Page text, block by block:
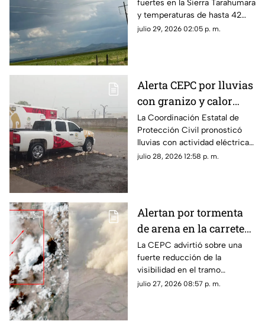
Chihuahua; aquí fechas
fuertes en la Sierra Tarahumara
y temperaturas de hasta 42
grados centígrados en el norte
julio 29, 2026 02:05 p. m.
Alerta CEPC por lluvias
con granizo y calor
extremo en Chihuahua
La Coordinación Estatal de
Protección Civil pronosticó
lluvias con actividad eléctrica y
posible granizo en la Sierra
julio 28, 2026 12:58 p. m.
Alertan por tormenta
de arena en la carretera
Samalayuca–
Ahumada; piden evitar
viajes
La CEPC advirtió sobre una
fuerte reducción de la
visibilidad en el tramo
carretero Samalayuca–
julio 27, 2026 08:57 p. m.